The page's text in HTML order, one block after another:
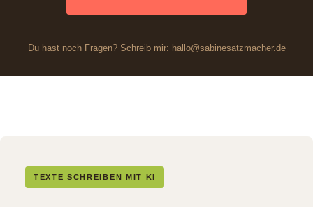
Du hast noch Fragen? Schreib mir: hallo@sabinesatzmacher.de
TEXTE SCHREIBEN MIT KI